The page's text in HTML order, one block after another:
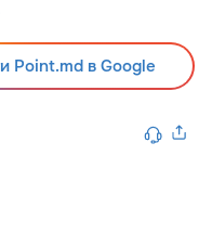
Point.md в Google